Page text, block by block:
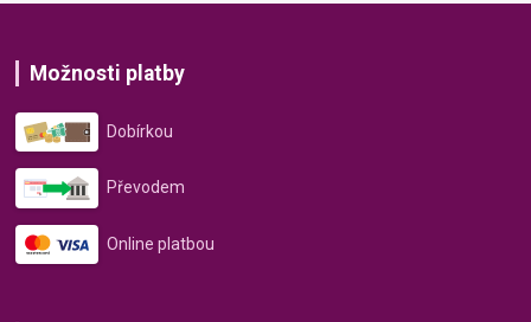
Možnosti platby
Dobírkou
Převodem
Online platbou